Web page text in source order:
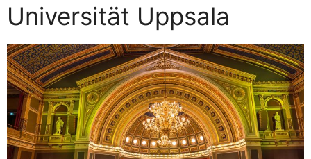
Universität Uppsala